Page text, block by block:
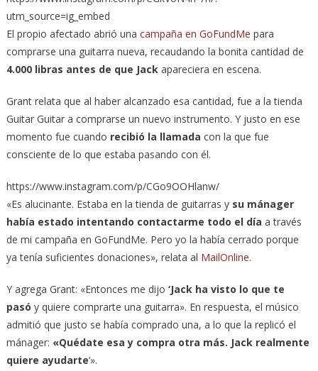
utm_source=ig_embed
El propio afectado abrió una campaña en GoFundMe para
comprarse una guitarra nueva, recaudando la bonita cantidad de
4.000 libras antes de que Jack apareciera en escena.
Grant relata que al haber alcanzado esa cantidad, fue a la tienda
Guitar Guitar a comprarse un nuevo instrumento. Y justo en ese
momento fue cuando recibió la llamada con la que fue
consciente de lo que estaba pasando con él.
https://www.instagram.com/p/CGo9OOHlanw/
«Es alucinante. Estaba en la tienda de guitarras y su mánager
había estado intentando contactarme todo el día a través
de mi campaña en GoFundMe. Pero yo la había cerrado porque
ya tenía suficientes donaciones», relata al MailOnline.
Y agrega Grant: «Entonces me dijo ‘Jack ha visto lo que te
pasó y quiere comprarte una guitarra». En respuesta, el músico
admitió que justo se había comprado una, a lo que la replicó el
mánager: «Quédate esa y compra otra más. Jack realmente
quiere ayudarte‘».